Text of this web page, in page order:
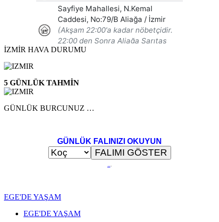
İZMİR HAVA DURUMU
5 GÜNLÜK TAHMİN
GÜNLÜK BURCUNUZ …
GÜNLÜK FALINIZI OKUYUN
...
EGE'DE YAŞAM
EGE'DE YAŞAM